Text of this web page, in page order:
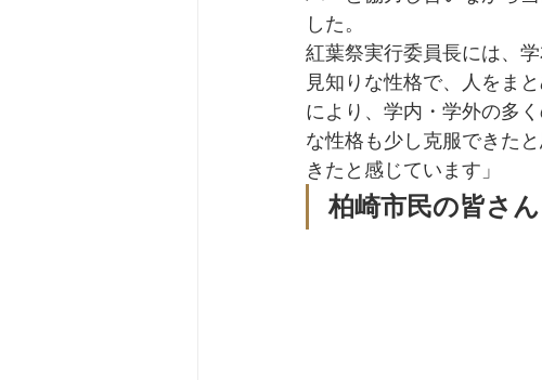
した。
紅葉祭実行委員長には、
見知りな性格で、人をま
により、学内・学外の多
な性格も少し克服できた
きたと感じています」
柏崎市民の皆さ